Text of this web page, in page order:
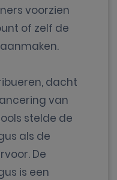
voorzien
of zelf de
dacht
van
stelde de
als de
De
is een